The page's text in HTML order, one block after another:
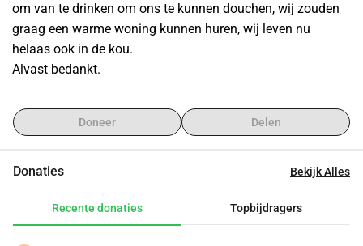
om van te drinken om ons te kunnen douchen, wij zouden
graag een warme woning kunnen huren, wij leven nu
helaas ook in de kou.
Alvast bedankt.
Doneer Delen
Donaties Bekijk Alles
Recente donaties Topbijdragers